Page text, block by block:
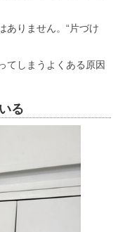
ありません。“片づけ
てしまうよくある原因
る